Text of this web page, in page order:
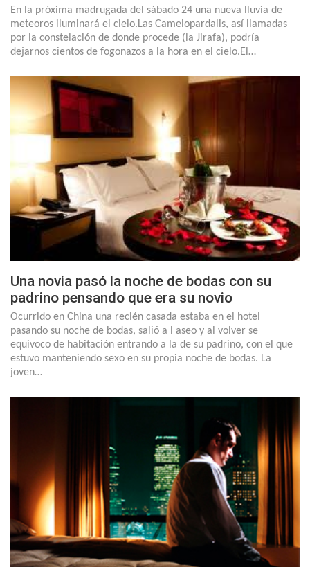
En la próxima madrugada del sábado 24 una nueva lluvia de
meteoros iluminará el cielo.Las Camelopardalis, así llamadas
por la constelación de donde procede (la Jirafa), podría
dejarnos cientos de fogonazos a la hora en el cielo.El…
Una novia pasó la noche de bodas con su
padrino pensando que era su novio
Ocurrido en China una recién casada estaba en el hotel
pasando su noche de bodas, salió a l aseo y al volver se
equivoco de habitación entrando a la de su padrino, con el que
estuvo manteniendo sexo en su propia noche de bodas. La
joven…